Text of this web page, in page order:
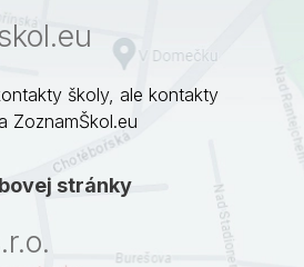
školy, ale kontakty
ZoznamŠkol.eu
stránky